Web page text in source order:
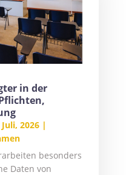
in der
2026|
besonders
Daten von